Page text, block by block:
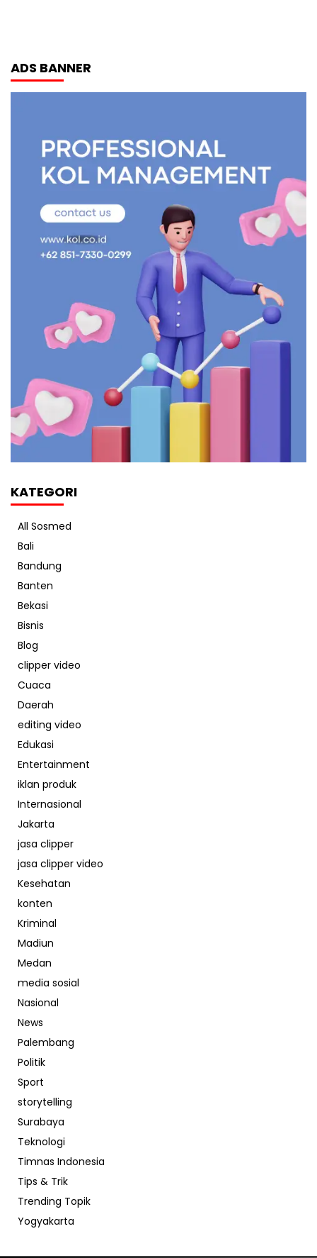
ADS BANNER
KATEGORI
All Sosmed
Bali
Bandung
Banten
Bekasi
Bisnis
Blog
clipper video
Cuaca
Daerah
editing video
Edukasi
Entertainment
iklan produk
Internasional
Jakarta
jasa clipper
jasa clipper video
Kesehatan
konten
Kriminal
Madiun
Medan
media sosial
Nasional
News
Palembang
Politik
Sport
storytelling
Surabaya
Teknologi
Timnas Indonesia
Tips & Trik
Trending Topik
Yogyakarta